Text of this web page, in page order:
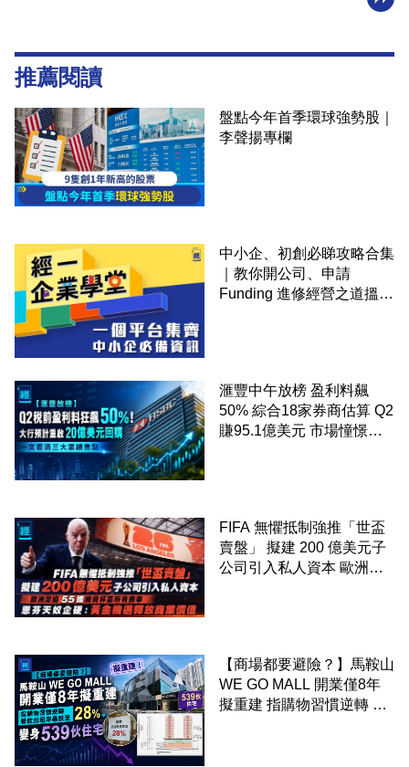
推薦閱讀
盤點今年首季環球強勢股｜
李聲揚專欄
中小企、初創必睇攻略合集
｜教你開公司、申請
Funding 進修經營之道搵大
滙豐中午放榜 盈利料飆
50% 綜合18家券商估算 Q2
賺95.1億美元 市場憧憬重
FIFA 無懼抵制強推「世盃
賣盤」 擬建 200 億美元子
公司引入私人資本 歐洲足
【商場都要避險？】馬鞍山
WE GO MALL 開業僅8年
擬重建 指購物習慣逆轉 餐